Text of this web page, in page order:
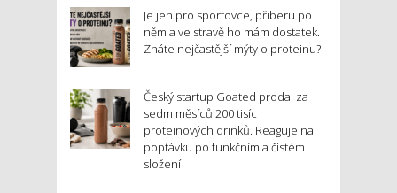
Je jen pro sportovce, přiberu po
něm a ve stravě ho mám dostatek.
Znáte nejčastější mýty o proteinu?
Český startup Goated prodal za
sedm měsíců 200 tisíc
proteinových drinků. Reaguje na
poptávku po funkčním a čistém
složení